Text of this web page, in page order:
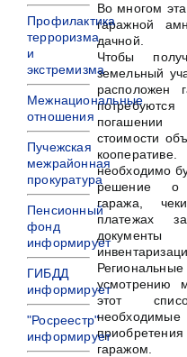
Во многом
гаражной
дачной.
Чтобы
земельный
расположен
стоимости
необходимо
решение о
гаража,
платежах
усмотрению
этот
гаражом.
Профилактика
терроризма
и
экстремизма
Межнациональные
отношения
Пучежская
межрайонная
прокуратура
Пенсионный
фонд
информирует
ГИБДД
информирует
"Росреестр"
информирует